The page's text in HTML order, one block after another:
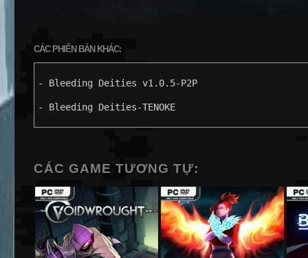
CÁC PHIÊN BẢN KHÁC:
- Bleeding Deities v1.0.5-P2P
- Bleeding Deities-TENOKE
CÁC GAME TƯƠNG TỰ: